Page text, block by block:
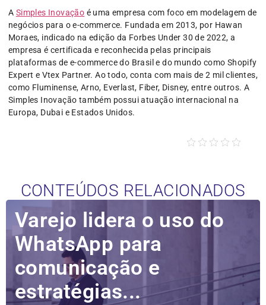
A Simples Inovação é uma empresa com foco em modelagem de
negócios para o e-commerce. Fundada em 2013, por Hawan
Moraes, indicado na edição da Forbes Under 30 de 2022, a
empresa é certificada e reconhecida pelas principais
plataformas de e-commerce do Brasil e do mundo como Shopify
Expert e Vtex Partner. Ao todo, conta com mais de 2 mil clientes,
como Fluminense, Arno, Everlast, Fiber, Disney, entre outros. A
Simples Inovação também possui atuação internacional na
Europa, Dubai e Estados Unidos.
CONTEÚDOS RELACIONADOS
Varejo lidera o uso do
WhatsApp para
comunicação e
estratégias...